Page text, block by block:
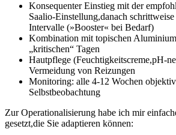
Konsequenter Einstieg mit der
Saalio‑Einstellung,danach
Intervalle (»Booster«‍ bei Bedarf)
Kombination​ mit topischen
„kritischen“ ⁢Tagen
Hautpflege
Vermeidung von Reizungen
Monitoring: ​alle 4-12‌ Wochen
Selbstbeobachtung
Zur Operationalisierung‍ habe​ ich ⁢mir
gesetzt,die Sie adaptieren können: